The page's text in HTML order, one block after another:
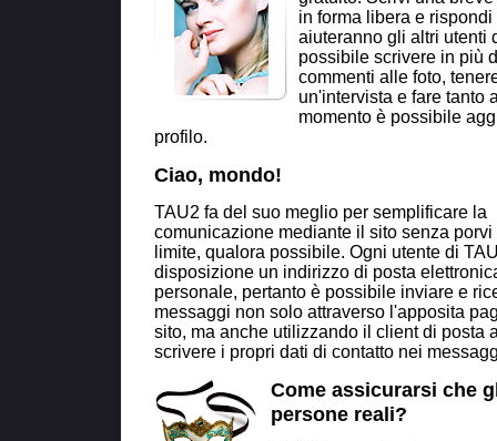
in forma libera e
aiuteranno gli altri utenti
possibile scrivere in più
commenti alle foto,
un'intervista e fare tanto
momento è possibile
profilo.
Ciao, mondo!
TAU2 fa del suo meglio per semplificare la
comunicazione mediante il sito senza porvi
limite, qualora possibile. Ogni utente di
disposizione un indirizzo di posta
personale, pertanto è possibile inviare e
messaggi non solo attraverso l'apposita
sito, ma anche utilizzando il client di posta
scrivere i propri dati di contatto nei
Come assicurarsi che
persone reali?